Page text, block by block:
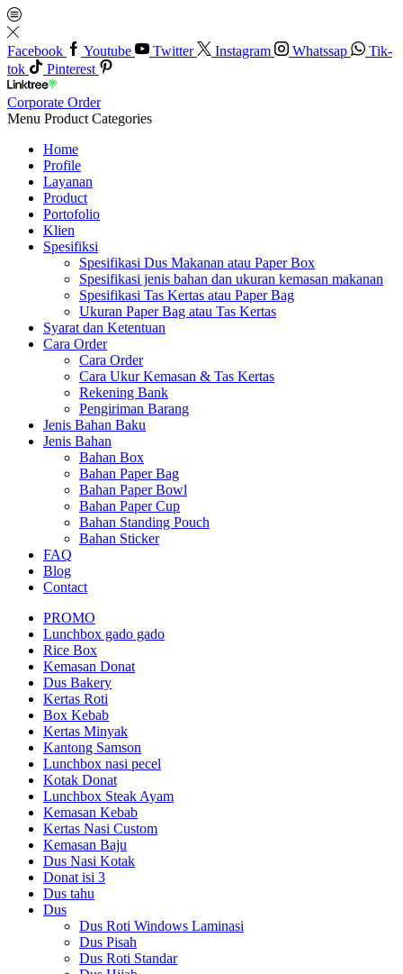
Facebook Youtube Twitter Instagram Whatssap
Tik-
tok
Pinterest
Corporate Order
Menu Product Categories
Home
Profile
Layanan
Product
Portofolio
Klien
Spesifiksi
Spesifikasi Dus Makanan atau Paper Box
Spesifikasi jenis bahan dan ukuran kemasan makanan
Spesifikasi Tas Kertas atau Paper Bag
Ukuran Paper Bag atau Tas Kertas
Syarat dan Ketentuan
Cara Order
Cara Order
Cara Ukur Kemasan & Tas Kertas
Rekening Bank
Pengiriman Barang
Jenis Bahan Baku
Jenis Bahan
Bahan Box
Bahan Paper Bag
Bahan Paper Bowl
Bahan Paper Cup
Bahan Standing Pouch
Bahan Sticker
FAQ
Blog
Contact
PROMO
Lunchbox gado gado
Rice Box
Kemasan Donat
Dus Bakery
Kertas Roti
Box Kebab
Kertas Minyak
Kantong Samson
Lunchbox nasi pecel
Kotak Donat
Lunchbox Steak Ayam
Kemasan Kebab
Kertas Nasi Custom
Kemasan Baju
Dus Nasi Kotak
Donat isi 3
Dus tahu
Dus
Dus Roti Windows Laminasi
Dus Pisah
Dus Roti Standar